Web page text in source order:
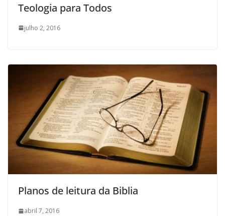
Teologia para Todos
julho 2, 2016
Planos de leitura da Biblia
abril 7, 2016